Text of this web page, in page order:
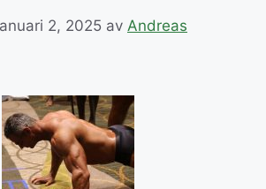
2, 2025 av Andreas